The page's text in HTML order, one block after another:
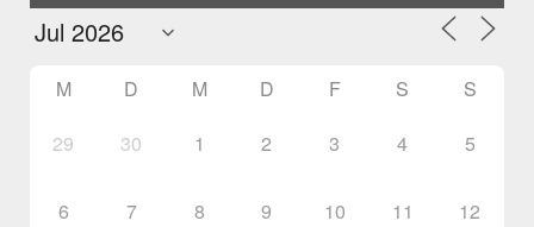
M D M D F S S
29 30 1 2 3 4 5
6 7 8 9 10 11 12